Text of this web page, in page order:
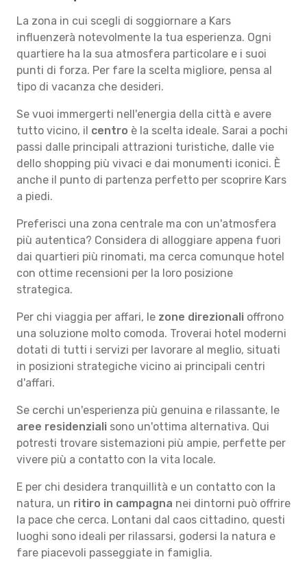
La zona in cui scegli di soggiornare a Kars
influenzerà notevolmente la tua esperienza. Ogni
quartiere ha la sua atmosfera particolare e i suoi
punti di forza. Per fare la scelta migliore, pensa al
tipo di vacanza che desideri.
Se vuoi immergerti nell'energia della città e avere
tutto vicino, il centro è la scelta ideale. Sarai a pochi
passi dalle principali attrazioni turistiche, dalle vie
dello shopping più vivaci e dai monumenti iconici. È
anche il punto di partenza perfetto per scoprire Kars
a piedi.
Preferisci una zona centrale ma con un'atmosfera
più autentica? Considera di alloggiare appena fuori
dai quartieri più rinomati, ma cerca comunque hotel
con ottime recensioni per la loro posizione
strategica.
Per chi viaggia per affari, le zone direzionali offrono
una soluzione molto comoda. Troverai hotel moderni
dotati di tutti i servizi per lavorare al meglio, situati
in posizioni strategiche vicino ai principali centri
d'affari.
Se cerchi un'esperienza più genuina e rilassante, le
aree residenziali sono un'ottima alternativa. Qui
potresti trovare sistemazioni più ampie, perfette per
vivere più a contatto con la vita locale.
E per chi desidera tranquillità e un contatto con la
natura, un ritiro in campagna nei dintorni può offrire
la pace che cerca. Lontani dal caos cittadino, questi
luoghi sono ideali per rilassarsi, godersi la natura e
fare piacevoli passeggiate in famiglia.